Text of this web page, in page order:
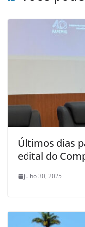
Últimos dias
edital do
julho 30, 2025